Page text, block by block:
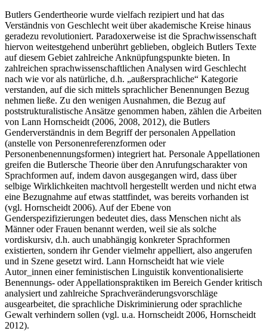
Butlers Gendertheorie wurde vielfach rezipiert und hat das
Verständnis von Geschlecht weit über akademische Kreise hinaus
geradezu revolutioniert. Paradoxerweise ist die Sprachwissenschaft
hiervon weitestgehend unberührt geblieben, obgleich Butlers Texte
auf diesem Gebiet zahlreiche Anknüpfungspunkte bieten. In
zahlreichen sprachwissenschaftlichen Analysen wird Geschlecht
nach wie vor als natürliche, d.h. „außersprachliche“ Kategorie
verstanden, auf die sich mittels sprachlicher Benennungen Bezug
nehmen ließe. Zu den wenigen Ausnahmen, die Bezug auf
poststrukturalistische Ansätze genommen haben, zählen die Arbeiten
von Lann Hornscheidt (2006, 2008, 2012), die Butlers
Genderverständnis in dem Begriff derpersonalen Appellation
(anstelle von Personenreferenzformen oder
Personenbenennungsformen) integriert hat. Personale Appellationen
greifen die Butlersche Theorie über den Anrufungscharakter von
Sprachformen auf, indem davon ausgegangen wird, dass über
selbige Wirklichkeiten machtvoll hergestellt werden und nicht etwa
eine Bezugnahme auf etwas stattfindet, was bereits vorhanden ist
(vgl. Hornscheidt 2006). Auf der Ebene von
Genderspezifizierungen bedeutet dies, dass Menschen nicht als
Männer oder Frauen benannt werden, weil sie als solche
vordiskursiv, d.h. auch unabhängig konkreter Sprachformen
existierten, sondern ihr Gender vielmehrappelliert, also angerufen
und in Szene gesetzt wird. Lann Hornscheidt hat wie viele
Autor_innen einer feministischen Linguistik konventionalisierte
Benennungs- oder Appellationspraktiken im Bereich Gender kritisch
analysiert und zahlreiche Sprachveränderungsvorschläge
ausgearbeitet, die sprachliche Diskriminierung oder sprachliche
Gewalt verhindern sollen (vgl. u.a. Hornscheidt 2006, Hornscheidt
2012).